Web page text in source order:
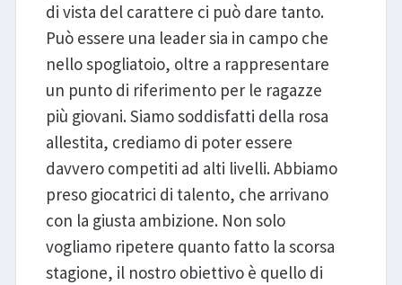
di vista del carattere ci può dare tanto.
Può essere una leader sia in campo che
nello spogliatoio, oltre a rappresentare
un punto di riferimento per le ragazze
più giovani. Siamo soddisfatti della rosa
allestita, crediamo di poter essere
davvero competiti ad alti livelli. Abbiamo
preso giocatrici di talento, che arrivano
con la giusta ambizione. Non solo
vogliamo ripetere quanto fatto la scorsa
stagione, il nostro obiettivo è quello di